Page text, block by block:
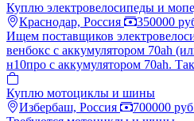
Куплю электровелосипеды и
Краснодар, Россия
350000
Ищем поставщиков
венбокс с аккумулятором 70ah
н10про с аккумулятором 70ah.
Куплю мотоциклы и шины
Избербаш, Россия
700000